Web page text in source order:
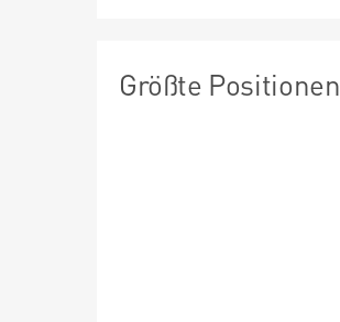
Größte Positionen